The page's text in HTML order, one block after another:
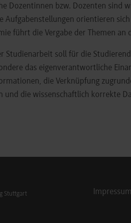
Dozentinnen bzw. Dozenten sind
Aufgabenstellungen orientieren
führt die Vergabe der Themen an
Studienarbeit soll für die
das eigenverantwortliche
die Verknüpfung
und die wissenschaftlich korrekte
Impressum
Stuttgart